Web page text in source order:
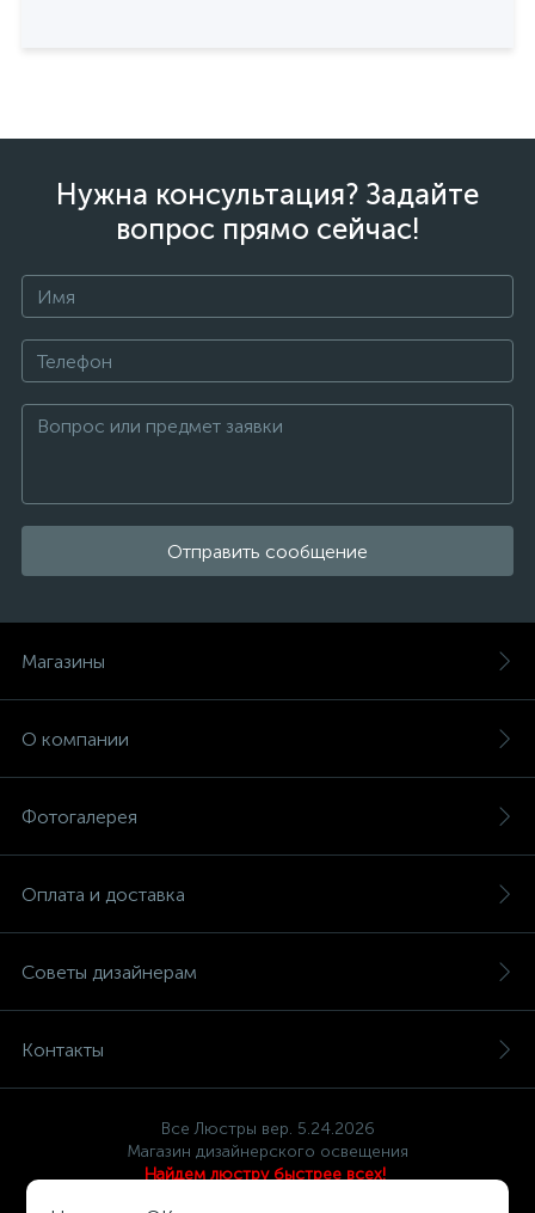
Нужна консультация? Задайте
вопрос прямо сейчас!
Отправить сообщение
Магазины
О компании
Фотогалерея
Оплата и доставка
Советы дизайнерам
Контакты
Все Люстры вер. 5.24.2026
Магазин дизайнерского освещения
Найдем люстру быстрее всех!
Политика компании в отношении обработки персональных